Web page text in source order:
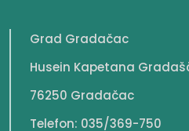
Grad Gradačac
Husein Kapetana
76250 Gradačac
Telefon: 035/369-750